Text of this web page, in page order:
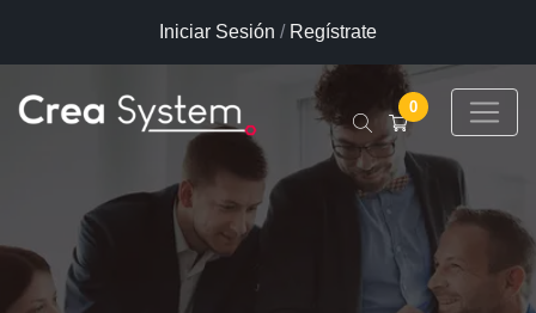
Iniciar Sesión / Regístrate
0